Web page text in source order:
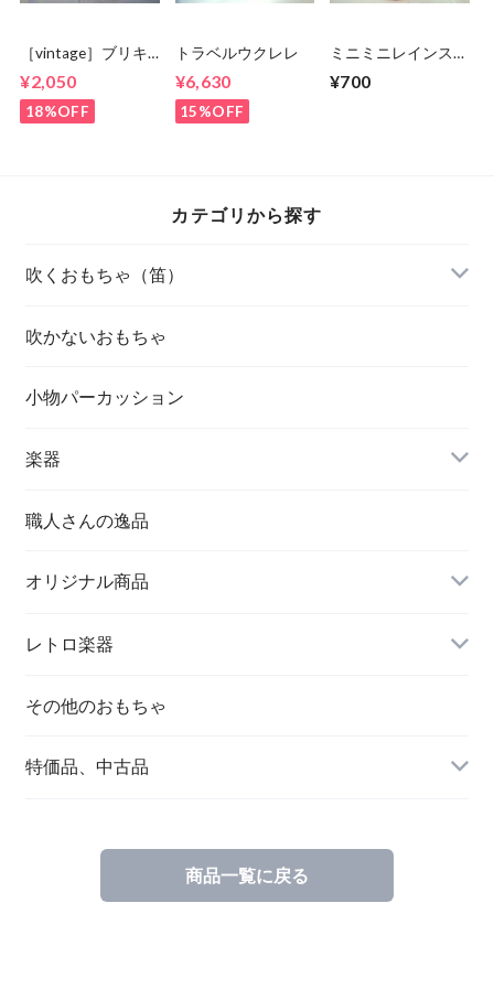
［vintage］ブリキ
ウクレレ
¥2,050
18%OFF
トラベルウクレレ
¥6,630
15%OFF
ミニミニレインステ
ィック
¥700
カテゴリから探す
吹くおもちゃ（笛）
吹かないおもちゃ
小物パーカッション
楽器
職人さんの逸品
オリジナル商品
レトロ楽器
その他のおもちゃ
特価品、中古品
商品一覧に戻る